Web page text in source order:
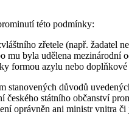
této podmínky:
zřetele (např. žadatel
mu byla udělena mezinárodní
formou azylu nebo doplňkové
stanovených důvodů
českého státního občanství
oprávněn ani ministr vnitra či